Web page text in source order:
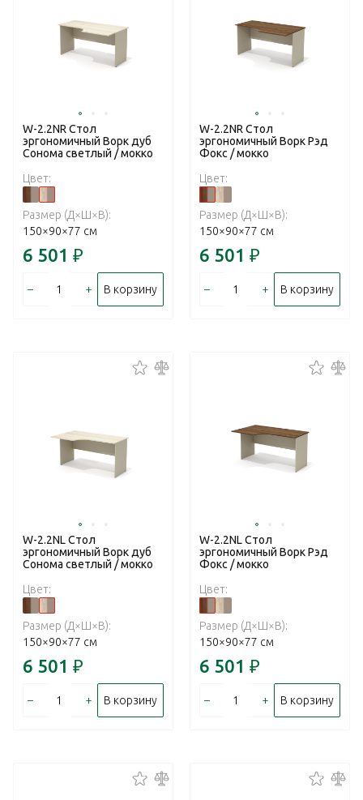
W-2.2NR Стол
эргономичный Ворк дуб
Сонома светлый / мокко
Цвет:
Размер (Д×Ш×В):
150×90×77 см
6 501 ₽
– + В корзину
W-2.2NR Стол
эргономичный Ворк Рэд
Фокс / мокко
Цвет:
Размер (Д×Ш×В):
150×90×77 см
6 501 ₽
– + В корзину
W-2.2NL Стол
эргономичный Ворк дуб
Сонома светлый / мокко
Цвет:
Размер (Д×Ш×В):
150×90×77 см
6 501 ₽
– + В корзину
W-2.2NL Стол
эргономичный Ворк Рэд
Фокс / мокко
Цвет:
Размер (Д×Ш×В):
150×90×77 см
6 501 ₽
– + В корзину